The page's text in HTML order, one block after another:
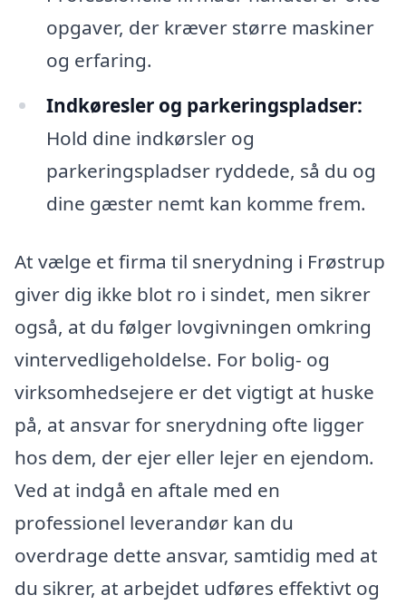
opgaver, der kræver større maskiner
og erfaring.
Indkøresler og parkeringspladser:
Hold dine indkørsler og
parkeringspladser ryddede, så du og
dine gæster nemt kan komme frem.
At vælge et firma til snerydning i Frøstrup
giver dig ikke blot ro i sindet, men sikrer
også, at du følger lovgivningen omkring
vintervedligeholdelse. For bolig- og
virksomhedsejere er det vigtigt at huske
på, at ansvar for snerydning ofte ligger
hos dem, der ejer eller lejer en ejendom.
Ved at indgå en aftale med en
professionel leverandør kan du
overdrage dette ansvar, samtidig med at
du sikrer, at arbejdet udføres effektivt og